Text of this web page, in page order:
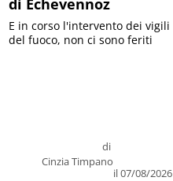
di Echevennoz
di
Cinzia Timpano
il 07/08/2026
E in corso l'intervento dei vigili
del fuoco, non ci sono feriti